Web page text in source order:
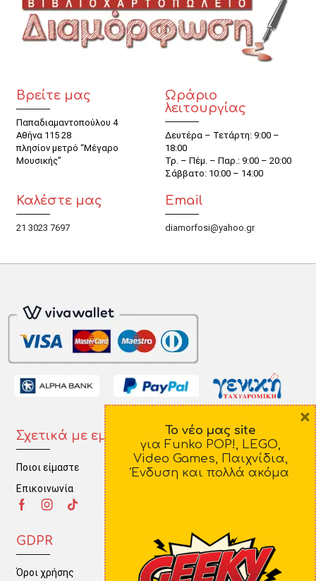
Βρείτε μας
Παπαδιαμαντοπούλου 4
Αθήνα 115 28
πλησίον μετρό “Μέγαρο
Μουσικής”
Ωράριο
λειτουργίας
Δευτέρα – Τετάρτη: 9:00 –
18:00
Τρ. – Πέμ. – Παρ.: 9:00 – 20:00
Σάββατο: 10:00 – 14:00
Καλέστε μας
21 3023 7697
Email
diamorfosi@yahoo.gr
Σχετικά με εμάς
Ποιοι είμαστε
Επικοινωνία
Πληροφορίες
Τρόποι Πληρωμής
GDPR
Όροι χρήσης
Το νέο μας site
για Funko POP!, LEGO,
Video Games, Παιχνίδια,
Ένδυση και πολλά ακόμα
×